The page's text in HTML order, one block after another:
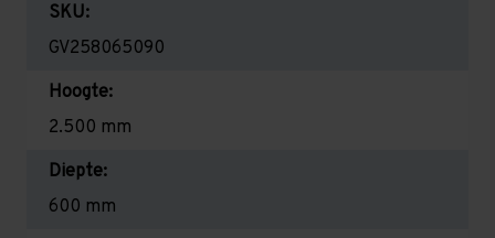
SKU:
GV258065090
Hoogte:
2.500 mm
Diepte:
600 mm